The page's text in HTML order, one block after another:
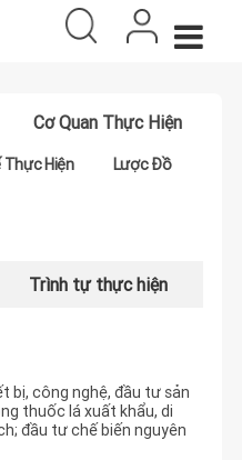
Cơ Quan Thực Hiện
Thực Hiện Lược Đồ
Trình tự thực hiện
bị, công nghệ, đầu tư sản
thuốc lá xuất khẩu, di
đầu tư chế biến nguyên